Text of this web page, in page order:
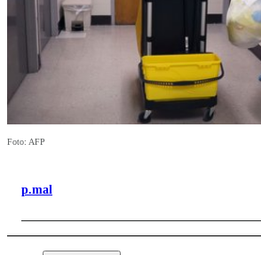
Foto: AFP
p.mal